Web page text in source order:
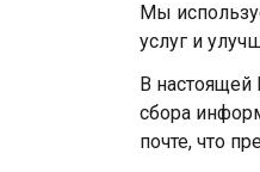
Мы
услуг и
В настоящей
сбора
почте, что